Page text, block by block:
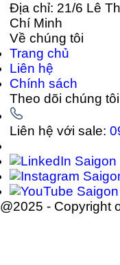
Địa chỉ: 21/6 Lê
Chí Minh
Về chúng tôi
Trang chủ
Liên hệ
Chính sách
Theo dõi chúng tôi
Liên hệ với sale:
@2025 - Copyright